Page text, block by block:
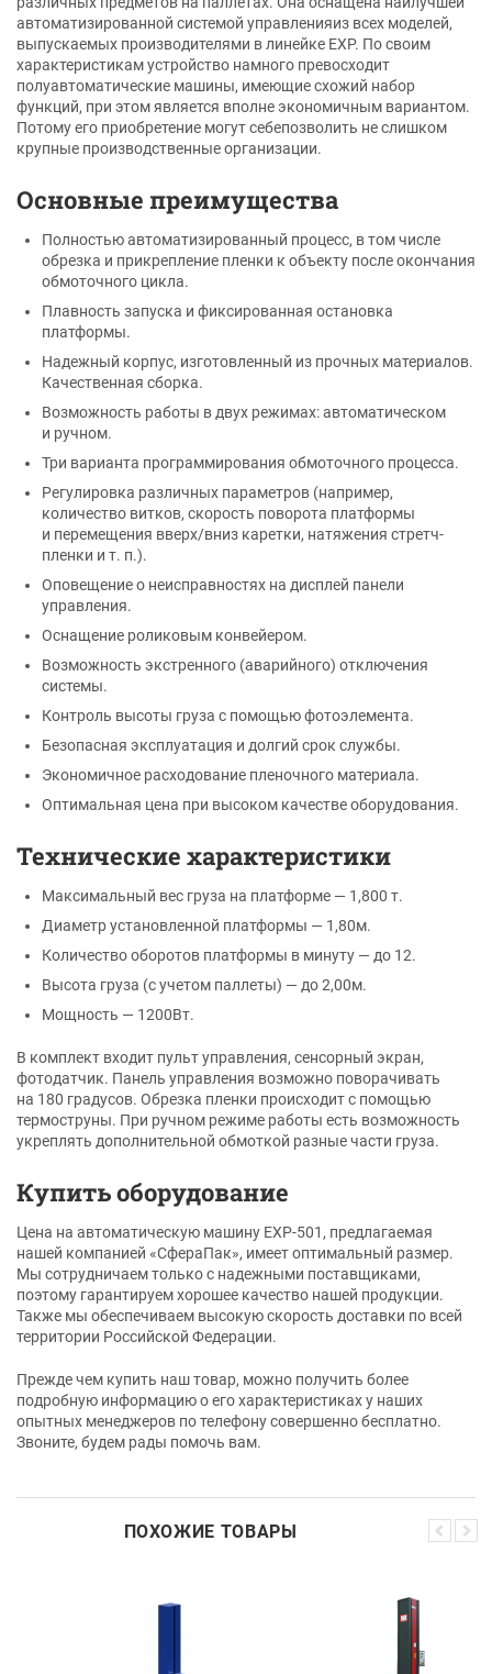
автоматизированной системой управленияиз всех моделей,
выпускаемых производителями в линейке EXP. По своим
характеристикам устройство намного превосходит
полуавтоматические машины, имеющие схожий набор
функций, при этом является вполне экономичным вариантом.
Потому его приобретение могут себепозволить не слишком
крупные производственные организации.
Основные преимущества
Полностью автоматизированный процесс, в том числе
обрезка и прикрепление пленки к объекту после окончания
обмоточного цикла.
Плавность запуска и фиксированная остановка
платформы.
Надежный корпус, изготовленный из прочных материалов.
Качественная сборка.
Возможность работы в двух режимах: автоматическом
и ручном.
Три варианта программирования обмоточного процесса.
Регулировка различных параметров (например,
количество витков, скорость поворота платформы
и перемещения вверх/вниз каретки, натяжения стретч-
пленки и т. п.).
Оповещение о неисправностях на дисплей панели
управления.
Оснащение роликовым конвейером.
Возможность экстренного (аварийного) отключения
системы.
Контроль высоты груза с помощью фотоэлемента.
Безопасная эксплуатация и долгий срок службы.
Экономичное расходование пленочного материала.
Оптимальная цена при высоком качестве оборудования.
Технические характеристики
Максимальный вес груза на платформе — 1,800 т.
Диаметр установленной платформы — 1,80м.
Количество оборотов платформы в минуту — до 12.
Высота груза (с учетом паллеты) — до 2,00м.
Мощность — 1200Вт.
В комплект входит пульт управления, сенсорный экран,
фотодатчик. Панель управления возможно поворачивать
на 180 градусов. Обрезка пленки происходит с помощью
термоструны. При ручном режиме работы есть возможность
укреплять дополнительной обмоткой разные части груза.
Купить оборудование
Цена на автоматическую машину ЕХР-501, предлагаемая
нашей компанией «СфераПак», имеет оптимальный размер.
Мы сотрудничаем только с надежными поставщиками,
поэтому гарантируем хорошее качество нашей продукции.
Также мы обеспечиваем высокую скорость доставки по всей
территории Российской Федерации.
Прежде чем купить наш товар, можно получить более
подробную информацию о его характеристиках у наших
опытных менеджеров по телефону совершенно бесплатно.
Звоните, будем рады помочь вам.
ПОХОЖИЕ ТОВАРЫ